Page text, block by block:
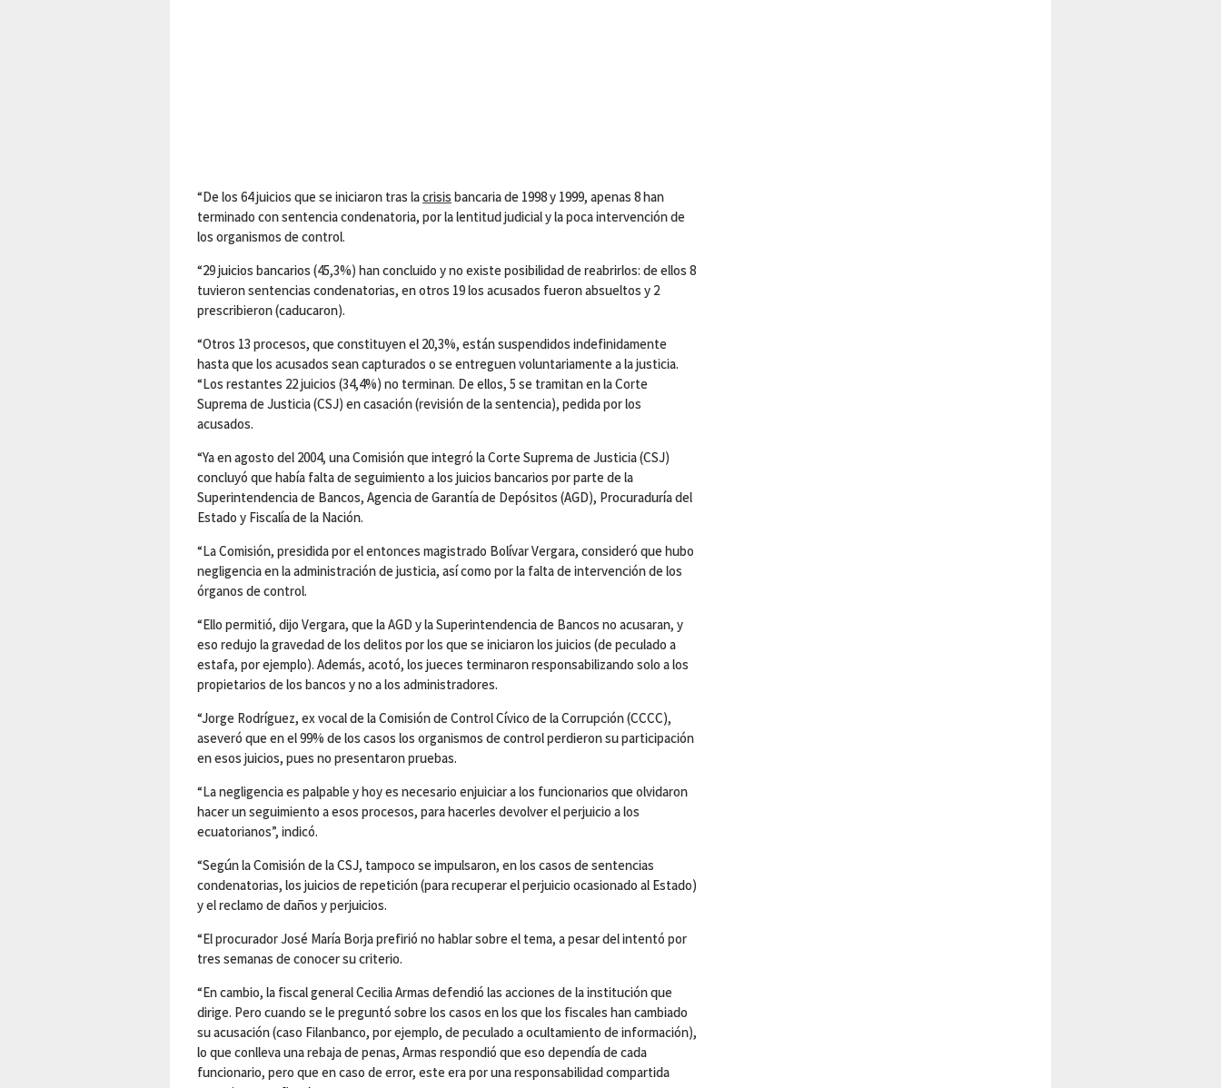
“De los 64 juicios que se iniciaron tras lacrisis bancaria de 1998 y 1999, apenas 8 han
terminado con sentencia condenatoria, por la lentitud judicial y la poca intervención de
los organismos de control.
“29 juicios bancarios (45,3%) han concluido y no existe posibilidad de reabrirlos: de ellos 8
tuvieron sentencias condenatorias, en otros 19 los acusados fueron absueltos y 2
prescribieron (caducaron).
“Otros 13 procesos, que constituyen el 20,3%, están suspendidos indefinidamente
hasta que los acusados sean capturados o se entreguen voluntariamente a la justicia.
“Los restantes 22 juicios (34,4%) no terminan. De ellos, 5 se tramitan en la Corte
Suprema de Justicia (CSJ) en casación (revisión de la sentencia), pedida por los
acusados.
“Ya en agosto del 2004, una Comisión que integró la Corte Suprema de Justicia (CSJ)
concluyó que había falta de seguimiento a los juicios bancarios por parte de la
Superintendencia de Bancos, Agencia de Garantía de Depósitos (AGD), Procuraduría del
Estado y Fiscalía de la Nación.
“La Comisión, presidida por el entonces magistrado Bolívar Vergara, consideró que hubo
negligencia en la administración de justicia, así como por la falta de intervención de los
órganos de control.
“Ello permitió, dijo Vergara, que la AGD y la Superintendencia de Bancos no acusaran, y
eso redujo la gravedad de los delitos por los que se iniciaron los juicios (de peculado a
estafa, por ejemplo). Además, acotó, los jueces terminaron responsabilizando solo a los
propietarios de los bancos y no a los administradores.
“Jorge Rodríguez, ex vocal de la Comisión de Control Cívico de la Corrupción (CCCC),
aseveró que en el 99% de los casos los organismos de control perdieron su participación
en esos juicios, pues no presentaron pruebas.
“La negligencia es palpable y hoy es necesario enjuiciar a los funcionarios que olvidaron
hacer un seguimiento a esos procesos, para hacerles devolver el perjuicio a los
ecuatorianos”, indicó.
“Según la Comisión de la CSJ, tampoco se impulsaron, en los casos de sentencias
condenatorias, los juicios de repetición (para recuperar el perjuicio ocasionado al Estado)
y el reclamo de daños y perjuicios.
“El procurador José María Borja prefirió no hablar sobre el tema, a pesar del intentó por
tres semanas de conocer su criterio.
“En cambio, la fiscal general Cecilia Armas defendió las acciones de la institución que
dirige. Pero cuando se le preguntó sobre los casos en los que los fiscales han cambiado
su acusación (caso Filanbanco, por ejemplo, de peculado a ocultamiento de información),
lo que conlleva una rebaja de penas, Armas respondió que eso dependía de cada
funcionario, pero que en caso de error, este era por una responsabilidad compartida